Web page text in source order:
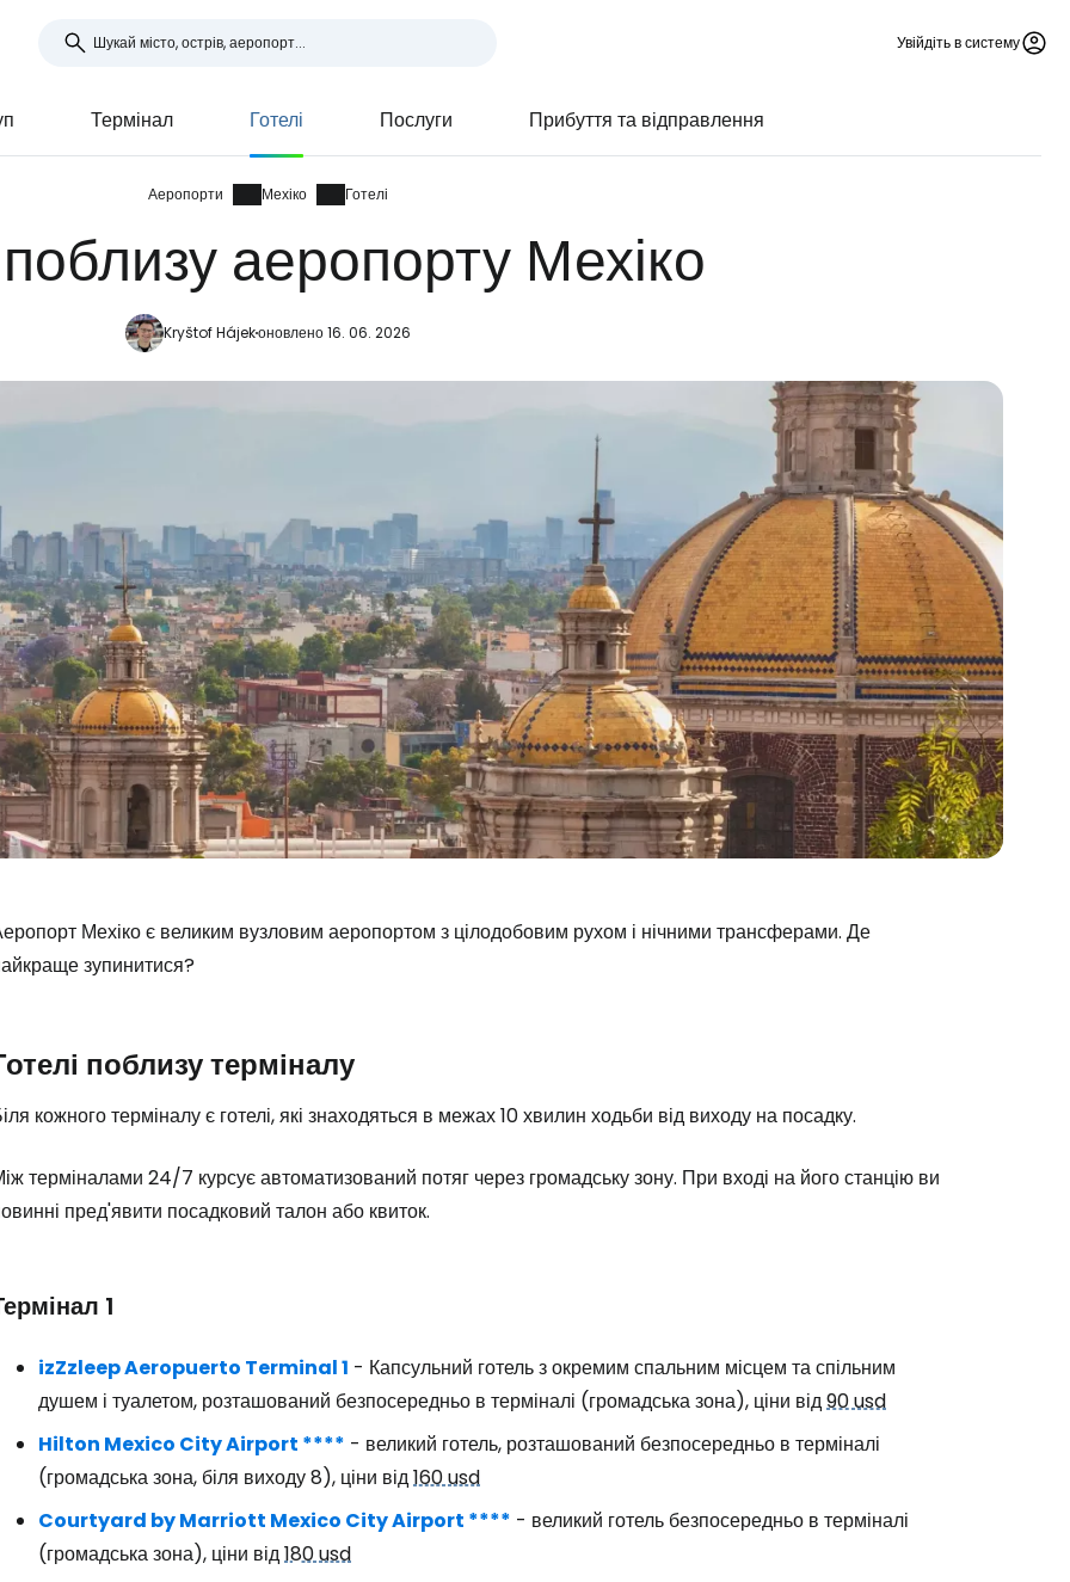
Увійдіть в систему
Термінал Готелі Послуги Прибуття та відправлення
Аеропорти Мехіко Готелі
поблизу аеропорту Мехіко
Kryštof Hájekоновлено 16. 06. 2026
Мехіко є великим вузловим аеропортом з цілодобовим рухом і нічними трансферами. Де
зупинитися?
поблизу терміналу
кожного терміналу є готелі, які знаходяться в межах 10 хвилин ходьби від виходу на посадку.
терміналами 24/7 курсує автоматизований потяг через громадську зону. При вході на його станцію ви
пред'явити посадковий талон або квиток.
1
izZzleep Aeropuerto Terminal 1 - Капсульний готель з окремим спальним місцем та спільним
душем і туалетом, розташований безпосередньо в терміналі (громадська зона), ціни від90 usd
Hilton Mexico City Airport **** - великий готель, розташований безпосередньо в терміналі
(громадська зона, біля виходу 8), ціни від160 usd
Courtyard by Marriott Mexico City Airport **** - великий готель безпосередньо в терміналі
(громадська зона), ціни від180 usd
Увійдіть до Cestee
... світова туристична спільнота
Продовжуйте з Google